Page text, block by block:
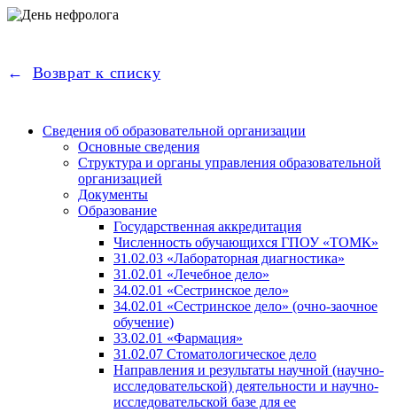
Возврат к списку
Сведения об образовательной организации
Основные сведения
Структура и органы управления образовательной
организацией
Документы
Образование
Государственная аккредитация
Численность обучающихся ГПОУ «ТОМК»
31.02.03 «Лабораторная диагностика»
31.02.01 «Лечебное дело»
34.02.01 «Сестринское дело»
34.02.01 «Сестринское дело» (очно-заочное
обучение)
33.02.01 «Фармация»
31.02.07 Стоматологическое дело
Направления и результаты научной (научно-
исследовательской) деятельности и научно-
исследовательской базе для ее